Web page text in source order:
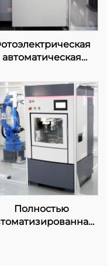
автоматическая
чтения
Полностью